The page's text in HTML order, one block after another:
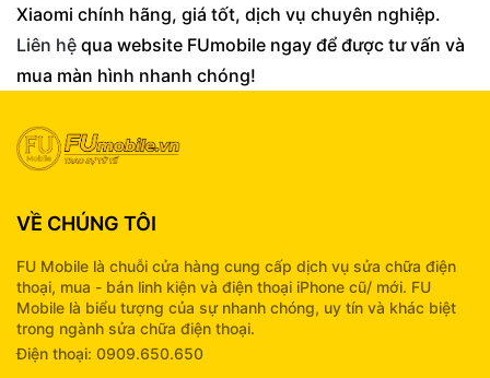
Xiaomi chính hãng, giá tốt, dịch vụ chuyên nghiệp.
Liên hệ qua website FUmobile ngay để được tư vấn và
mua màn hình nhanh chóng!
VỀ CHÚNG TÔI
FU Mobile là chuỗi cửa hàng cung cấp dịch vụ sửa chữa điện
thoại, mua - bán linh kiện và điện thoại iPhone cũ/ mới. FU
Mobile là biểu tượng của sự nhanh chóng, uy tín và khác biệt
trong ngành sửa chữa điện thoại.
Điện thoại: 0909.650.650